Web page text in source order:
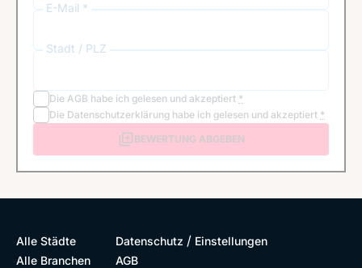
E-Mail *
Stadt / PLZ
Die AGB habe ich gelesen und akzeptiert *
Die Datenschutzerklärung habe ich gelesen und akzeptiert *
BEWERTUNG ABGEBEN
Alle Städte
Alle Branchen
Datenschutz / Einstellungen
AGB